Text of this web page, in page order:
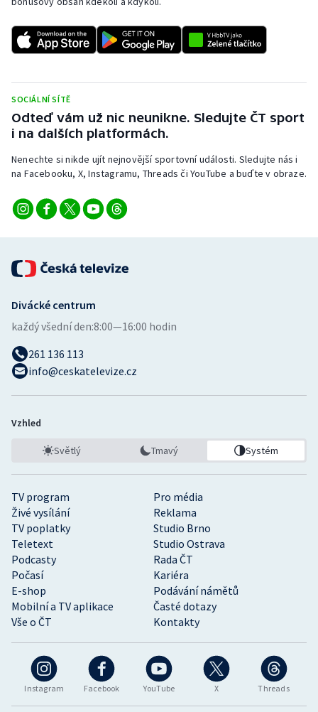
Sportovní střelba
Stolní tenis
Triatlon
Veslování
Volejbal
SOCIÁLNÍ SÍTĚ
Odteď vám už nic neunikne. Sledujte ČT sport
i na dalších platformách.
Nenechte si nikde ujít nejnovější sportovní události. Sledujte nás i
na Facebooku, X, Instagramu, Threads či YouTube a buďte v obraze.
Instagram Facebook YouTube X Threads
TV program
Pro média
Živé vysílání
Reklama
TV poplatky
Studio Brno
Teletext
Studio Ostrava
Podcasty
Rada ČT
Počasí
Kariéra
E-shop
Podávání námětů
Mobilní a TV aplikace
Časté dotazy
Vše o ČT
Kontakty
Divácké centrum
každý všední den:8:00—16:00 hodin
261 136 113
info@ceskatelevize.cz
Vzhled
Světlý Tmavý Systém